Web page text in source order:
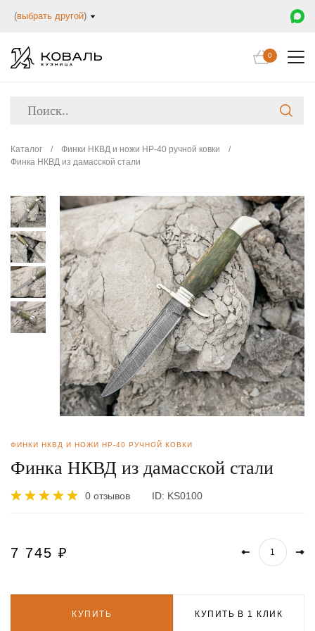
(выбрать другой)
0
Каталог / Финки НКВД и ножи НР-40 ручной ковки
/
Финка НКВД из дамасской стали
ФИНКИ НКВД И НОЖИ НР-40 РУЧНОЙ КОВКИ
Финка НКВД из дамасской стали
0 отзывов ID: KS0100
7 745 ₽
КУПИТЬ КУПИТЬ В 1 КЛИК